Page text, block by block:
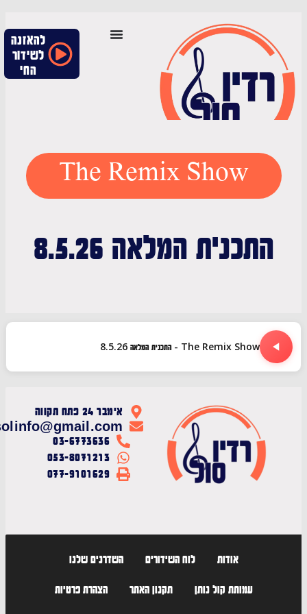
להאזנה
לשידור
החי
The Remix Show
המלאה 8.5.26
The Remix Show - התכנית המלאה 8.5.26
אימבר 24 פתח תקווה
radiosolinfo@gmail.com
03-6773636
053-8071213
077-9101629
לוח השידורים השדרנים שלנו
עמותת קול נותן תקנון האתר הצהרת פרטיות